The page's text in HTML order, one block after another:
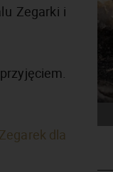
Zegarki i
dla